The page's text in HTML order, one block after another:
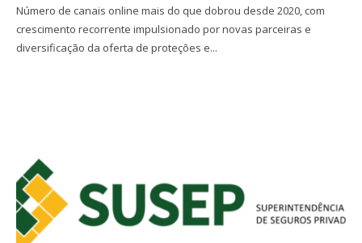
Número de canais online mais do que dobrou desde 2020, com
crescimento recorrente impulsionado por novas parceiras e
diversificação da oferta de proteções e...